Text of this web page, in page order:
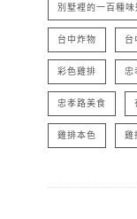
別墅裡的一百種味
台中炸物 台
彩色雞排 忠
忠孝路美食
雞排本色 雞